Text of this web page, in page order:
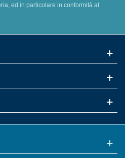
ed in particolare in conformità al